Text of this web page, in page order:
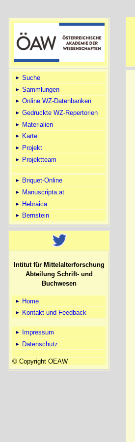
Suche
Sammlungen
Online WZ-Datenbanken
Gedruckte WZ-Repertorien
Materialien
Karte
Projekt
Projektteam
Briquet-Online
Manuscripta.at
Hebraica
Bernstein
Intitut für Mittelalterforschung
Abteilung Schrift- und
Buchwesen
Home
Kontakt und Feedback
Impressum
Datenschutz
© Copyright OEAW